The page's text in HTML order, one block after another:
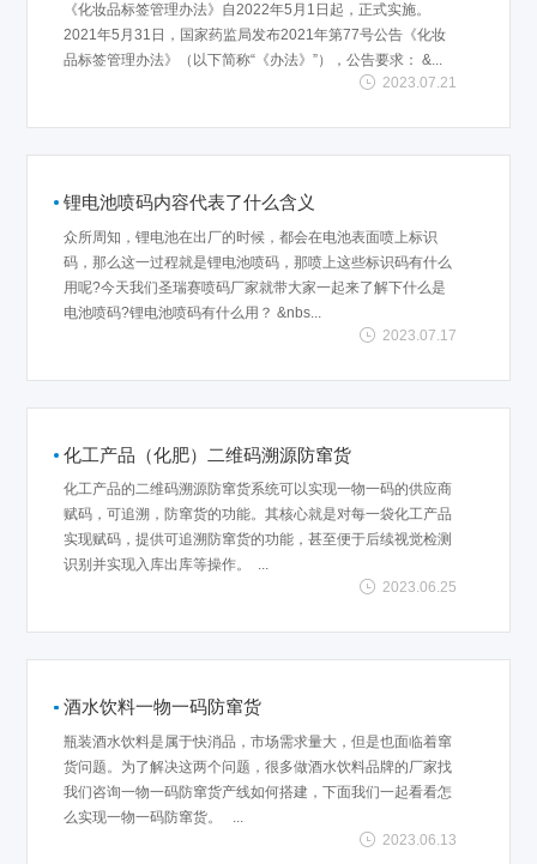
《化妆品标签管理办法》自2022年5月1日起，正式实施。
2021年5月31日，国家药监局发布2021年第77号公告《化妆
品标签管理办法》（以下简称“《办法》”），公告要求： &...
2023.07.21
锂电池喷码内容代表了什么含义
众所周知，锂电池在出厂的时候，都会在电池表面喷上标识
码，那么这一过程就是锂电池喷码，那喷上这些标识码有什么
用呢?今天我们圣瑞赛喷码厂家就带大家一起来了解下什么是
电池喷码?锂电池喷码有什么用？ &nbs...
2023.07.17
化工产品（化肥）二维码溯源防窜货
化工产品的二维码溯源防窜货系统可以实现一物一码的供应商
赋码，可追溯，防窜货的功能。其核心就是对每一袋化工产品
实现赋码，提供可追溯防窜货的功能，甚至便于后续视觉检测
识别并实现入库出库等操作。 ...
2023.06.25
酒水饮料一物一码防窜货
瓶装酒水饮料是属于快消品，市场需求量大，但是也面临着窜
货问题。为了解决这两个问题，很多做酒水饮料品牌的厂家找
我们咨询一物一码防窜货产线如何搭建，下面我们一起看看怎
么实现一物一码防窜货。 ...
2023.06.13